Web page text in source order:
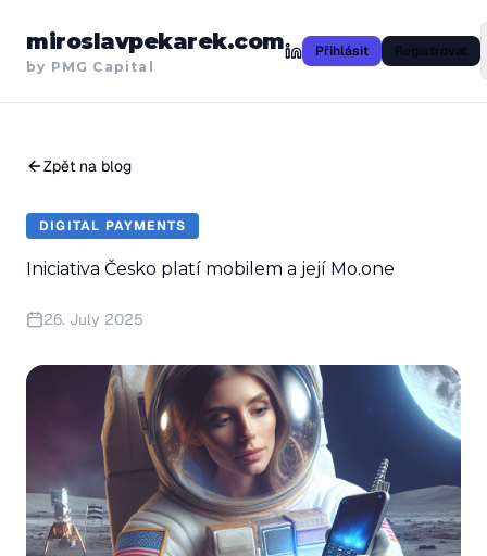
miroslavpekarek.com
by PMG Capital
Přihlásit
Zpět na blog
DIGITAL PAYMENTS
Iniciativa Česko platí mobilem a její Mo.one
26. July 2025